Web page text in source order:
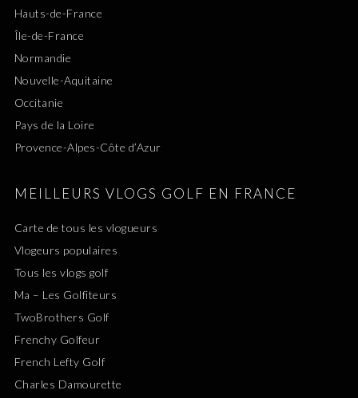
Hauts-de-France
Île-de-France
Normandie
Nouvelle-Aquitaine
Occitanie
Pays de la Loire
Provence-Alpes-Côte d’Azur
MEILLEURS VLOGS GOLF EN FRANCE
Carte de tous les vlogueurs
Vlogeurs populaires
Tous les vlogs golf
Ma – Les Golfiteurs
TwoBrothers Golf
Frenchy Golfeur
French Lefty Golf
Charles Damourette